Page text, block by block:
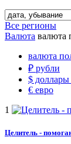
Все регионы
Валюта валюта
валюта
₽ рубли
$
€ евро
1
Целитель -